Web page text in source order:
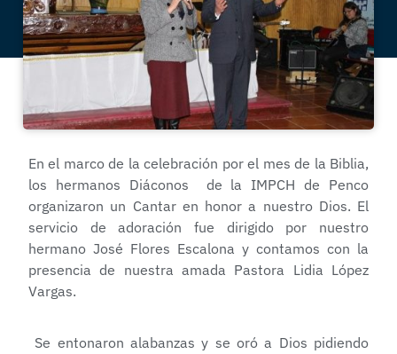
En el marco de la celebración por el mes de la Biblia,
los hermanos Diáconos de la IMPCH de Penco
organizaron un Cantar en honor a nuestro Dios. El
servicio de adoración fue dirigido por nuestro
hermano José Flores Escalona y contamos con la
presencia de nuestra amada Pastora Lidia López
Vargas.
Se entonaron alabanzas y se oró a Dios pidiendo